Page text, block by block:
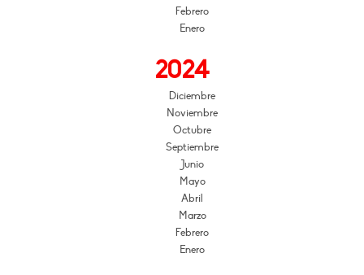
Febrero
Enero
2024
Diciembre
Noviembre
Octubre
Septiembre
Junio
Mayo
Abril
Marzo
Febrero
Enero